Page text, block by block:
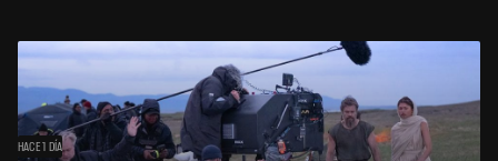
HACE 1 DÍA